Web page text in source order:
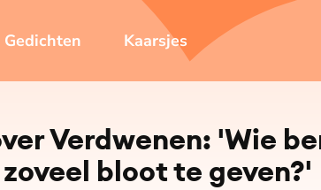
Gedichten Kaarsjes
Verdwenen: 'Wie
bloot te geven?'